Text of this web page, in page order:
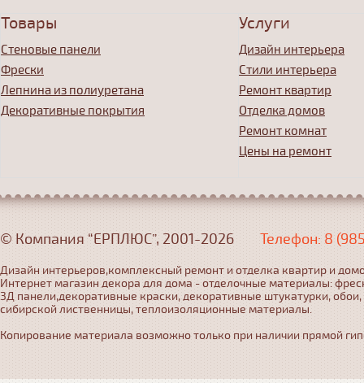
Товары
Стеновые панели
Фрески
Лепнина из полиуретана
Декоративные покрытия
Услуги
Дизайн интерьера
Стили интерьера
Ремонт квартир
Отделка домов
Ремонт комнат
Цены на ремонт
© Компания “ЕРПЛЮС”, 2001-2026 Телефон: 8
Дизайн интерьеров,комплексный ремонт и отделка квартир и
Интернет магазин декора для дома - отделочные материалы:
3Д панели,декоративные краски, декоративные штукатурки,
сибирской лиственницы, теплоизоляционные материалы.
Копирование материала возможно только при наличии прямой